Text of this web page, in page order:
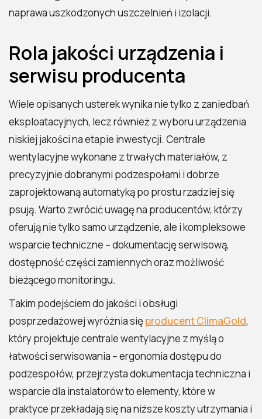
naprawa uszkodzonych uszczelnień i izolacji.
Rola jakości urządzenia i
serwisu producenta
Wiele opisanych usterek wynika nie tylko z zaniedbań
eksploatacyjnych, lecz również z wyboru urządzenia
niskiej jakości na etapie inwestycji. Centrale
wentylacyjne wykonane z trwałych materiałów, z
precyzyjnie dobranymi podzespołami i dobrze
zaprojektowaną automatyką po prostu rzadziej się
psują. Warto zwrócić uwagę na producentów, którzy
oferują nie tylko samo urządzenie, ale i kompleksowe
wsparcie techniczne – dokumentację serwisową,
dostępność części zamiennych oraz możliwość
bieżącego monitoringu.
Takim podejściem do jakości i obsługi
posprzedażowej wyróżnia sięproducent ClimaGold,
który projektuje centrale wentylacyjne z myślą o
łatwości serwisowania – ergonomia dostępu do
podzespołów, przejrzysta dokumentacja techniczna i
wsparcie dla instalatorów to elementy, które w
praktyce przekładają się na niższe koszty utrzymania i